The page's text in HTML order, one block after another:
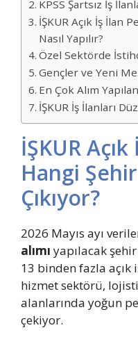
KPSS Şartsız İş
İŞKUR Açık İş İlan
Nasıl Yapılır?
Özel Sektörde
Gençler ve Yeni
En Çok Alım
İŞKUR İş İlanları
İŞKUR
Hangi
Çıkıyor?
2026 Mayıs ayı
alımı yapılacak
13 binden fazla açık
hizmet sektörü,
alanlarında yoğun
çekiyor.